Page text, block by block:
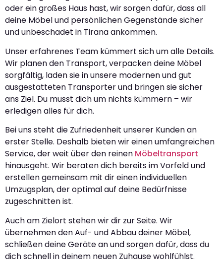
oder ein großes Haus hast, wir sorgen dafür, dass all
deine Möbel und persönlichen Gegenstände sicher
und unbeschadet in Tirana ankommen.
Unser erfahrenes Team kümmert sich um alle Details.
Wir planen den Transport, verpacken deine Möbel
sorgfältig, laden sie in unsere modernen und gut
ausgestatteten Transporter und bringen sie sicher
ans Ziel. Du musst dich um nichts kümmern – wir
erledigen alles für dich.
Bei uns steht die Zufriedenheit unserer Kunden an
erster Stelle. Deshalb bieten wir einen umfangreichen
Service, der weit über den reinen Möbeltransport
hinausgeht. Wir beraten dich bereits im Vorfeld und
erstellen gemeinsam mit dir einen individuellen
Umzugsplan, der optimal auf deine Bedürfnisse
zugeschnitten ist.
Auch am Zielort stehen wir dir zur Seite. Wir
übernehmen den Auf- und Abbau deiner Möbel,
schließen deine Geräte an und sorgen dafür, dass du
dich schnell in deinem neuen Zuhause wohlfühlst.